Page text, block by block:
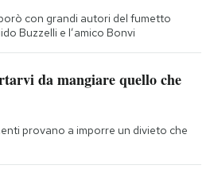
con grandi autori del fumetto
Buzzelli e l’amico Bonvi
da mangiare quello che
provano a imporre un divieto che